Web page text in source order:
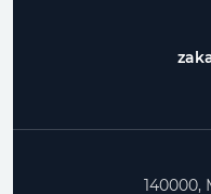
140000,